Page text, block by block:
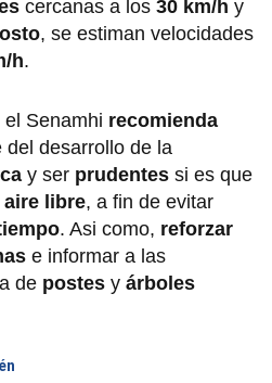
cercanas a los 30 km/h y
, se estiman velocidades
h.
Senamhi recomienda
del desarrollo de la
y ser prudentes si es que
libre, a fin de evitar
. Asi como, reforzar
e informar a las
de postes y árboles